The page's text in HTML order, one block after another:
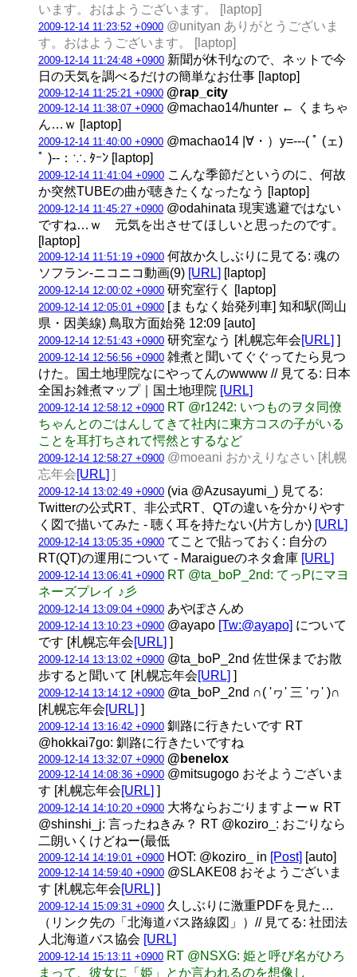
います。おはようございます。 [laptop]
2009-12-14 11:23:52 +0900 @unityan ありがとうございま
す。おはようございます。 [laptop]
2009-12-14 11:24:48 +0900 新聞が休刊なので、ネットで今
日の天気を調べるだけの簡単なお仕事 [laptop]
2009-12-14 11:25:21 +0900 @rap_city
2009-12-14 11:38:07 +0900 @machao14/hunter ← くまちゃ
ん…ｗ [laptop]
2009-12-14 11:40:00 +0900 @machao14 |∀・）y=---( ﾟ (ェ)
ﾟ )--：∵. ﾀｰﾝ [laptop]
2009-12-14 11:41:04 +0900 こんな季節だというのに、何故
か突然TUBEの曲が聴きたくなったなう [laptop]
2009-12-14 11:45:27 +0900 @odahinata 現実逃避ではない
ですね…ｗ 元気を出させてほしいと思ったのです。
[laptop]
2009-12-14 11:51:19 +0900 何故か久しぶりに見てる: 魂の
ソフラン‐ニコニコ動画(9) [URL] [laptop]
2009-12-14 12:00:02 +0900 研究室行く [laptop]
2009-12-14 12:05:01 +0900 [まもなく始発列車] 知和駅(岡山
県・因美線) 鳥取方面始発 12:09 [auto]
2009-12-14 12:51:43 +0900 研究室なう [札幌忘年会[URL] ]
2009-12-14 12:56:56 +0900 雑煮と聞いてぐぐってたら見つ
けた。国土地理院なにやってんのwwww // 見てる: 日本
全国お雑煮マップ｜国土地理院 [URL]
2009-12-14 12:58:12 +0900 RT @r1242: いつものヲタ同僚
ちゃんとのごはんしてきて社内に東方コスの子がいる
ことを耳打ちされて愕然とするなど
2009-12-14 12:58:27 +0900 @moeani おかえりなさい [札幌
忘年会[URL] ]
2009-12-14 13:02:49 +0900 (via @Azusayumi_) 見てる:
Twitterの公式RT、非公式RT、QTの違いを分かりやす
く図で描いてみた - 聴く耳を持たない(片方しか) [URL]
2009-12-14 13:05:35 +0900 てことで貼っておく: 自分の
RT(QT)の運用について - Maraigueのネタ倉庫 [URL]
2009-12-14 13:06:41 +0900 RT @ta_boP_2nd: てっPにマヨ
ネーズプレイ ♪彡
2009-12-14 13:09:04 +0900 あやぽさんめ
2009-12-14 13:10:23 +0900 @ayapo [Tw:@ayapo] について
です [札幌忘年会[URL] ]
2009-12-14 13:13:02 +0900 @ta_boP_2nd 佐世保までお散
歩すると聞いて [札幌忘年会[URL] ]
2009-12-14 13:14:12 +0900 @ta_boP_2nd ∩( 'ヮ' 三 'ヮ' )∩
[札幌忘年会[URL] ]
2009-12-14 13:16:42 +0900 釧路に行きたいです RT
@hokkai7go: 釧路に行きたいですね
2009-12-14 13:32:07 +0900 @benelox
2009-12-14 14:08:36 +0900 @mitsugogo おそようございま
す [札幌忘年会[URL] ]
2009-12-14 14:10:20 +0900 大将ならおごりますよーｗ RT
@shinshi_j: 言ったねきみ？ RT @koziro_: おごりなら
二朗いくけどねー(最低
2009-12-14 14:19:01 +0900 HOT: @koziro_ in [Post] [auto]
2009-12-14 14:59:40 +0900 @SLAKE08 おそようございま
す [札幌忘年会[URL] ]
2009-12-14 15:09:31 +0900 久しぶりに激重PDFを見た…
（リンク先の「北海道バス路線図」）// 見てる: 社団法
人北海道バス協会 [URL]
2009-12-14 15:13:11 +0900 RT @NSXG: 姫と呼び名がひろ
まって、彼女に「姫」とか言われるのを想像し